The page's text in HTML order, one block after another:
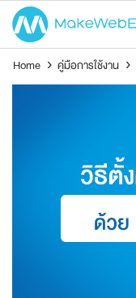
Home › คู่มือการใช้งาน ›